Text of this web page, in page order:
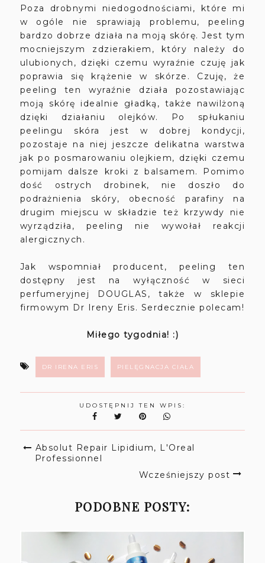
Poza drobnymi niedogodnościami, które mi
w ogóle nie sprawiają problemu, peeling
bardzo dobrze działa na moją skórę. Jest tym
mocniejszym zdzierakiem, który należy do
ulubionych, dzięki czemu wyraźnie czuję jak
poprawia się krążenie w skórze. Czuję, że
peeling ten wyraźnie działa pozostawiając
moją skórę idealnie gładką, także nawilżoną
dzięki działaniu olejków. Po spłukaniu
peelingu skóra jest w dobrej kondycji,
pozostaje na niej jeszcze delikatna warstwa
jak po posmarowaniu olejkiem, dzięki czemu
pomijam dalsze kroki z balsamem. Pomimo
dość ostrych drobinek, nie doszło do
podrażnienia skóry, obecność parafiny na
drugim miejscu w składzie też krzywdy nie
wyrządziła, peeling nie wywołał reakcji
alergicznych.
Jak wspomniał producent, peeling ten
dostępny jest na wyłączność w sieci
perfumeryjnej DOUGLAS, także w sklepie
firmowym Dr Ireny Eris. Serdecznie polecam!
Miłego tygodnia! :)
DR IRENA ERIS PIELĘGNACJA CIAŁA
UDOSTĘPNIJ TEN WPIS:
Absolut Repair Lipidium, L'Oreal
Professionnel
Wcześniejszy post
PODOBNE POSTY: